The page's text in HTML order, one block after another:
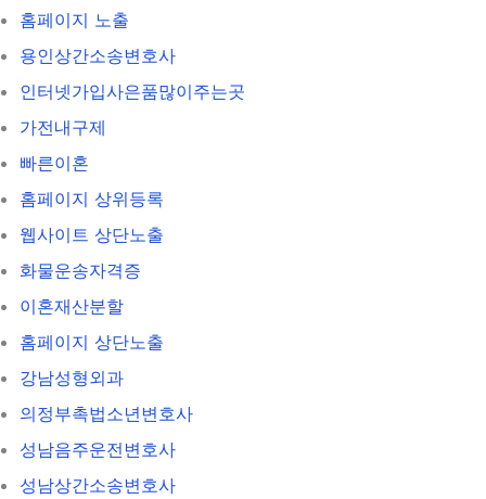
홈페이지 노출
용인상간소송변호사
인터넷가입사은품많이주는곳
가전내구제
빠른이혼
홈페이지 상위등록
웹사이트 상단노출
화물운송자격증
이혼재산분할
홈페이지 상단노출
강남성형외과
의정부촉법소년변호사
성남음주운전변호사
성남상간소송변호사